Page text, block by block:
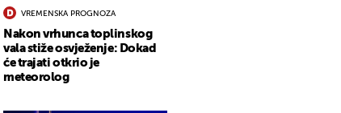
VREMENSKA PROGNOZA
Nakon vrhunca toplinskog
vala stiže osvježenje: Dokad
će trajati otkrio je
meteorolog